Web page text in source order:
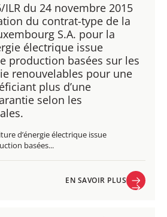
ILR du 24 novembre 2015
du contrat-type de la
S.A. pour la
électrique issue
production basées sur les
renouvelables pour une
plus d’une
selon les
d’énergie électrique issue
basées...
EN SAVOIR PLUS